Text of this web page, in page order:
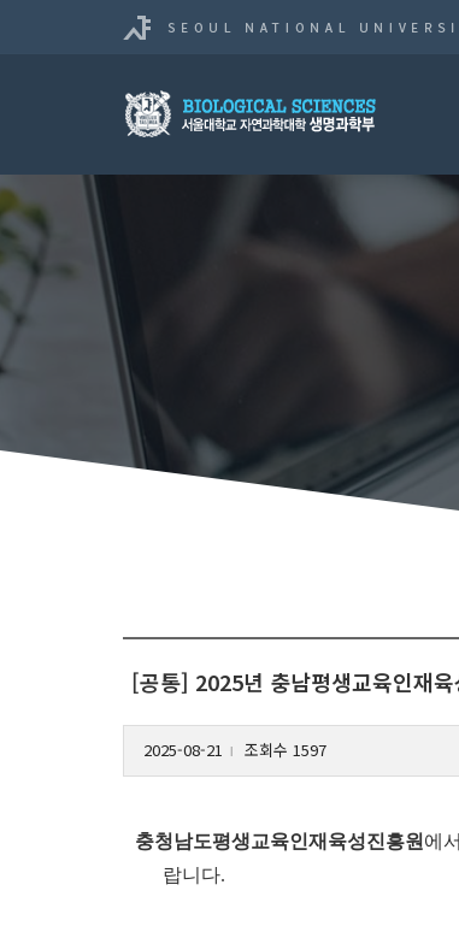
[공통] 2025년 충남평생교육인재
2025-08-21 l 조회수 1597
충청남도평생교육인재육성진흥원 에
랍니다.